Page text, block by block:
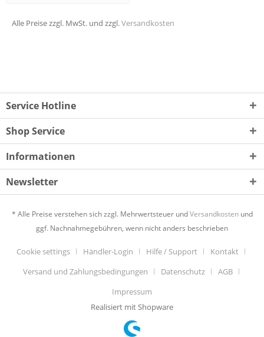
Alle Preise zzgl. MwSt. und zzgl.Versandkosten
Service Hotline
Shop Service
Informationen
Newsletter
* Alle Preise verstehen sich zzgl. Mehrwertsteuer undVersandkostenund
ggf. Nachnahmegebühren, wenn nicht anders beschrieben
Cookie settings Händler-Login Hilfe / Support
Kontakt
Versand und Zahlungsbedingungen
Datenschutz
AGB
Impressum
Realisiert mit Shopware